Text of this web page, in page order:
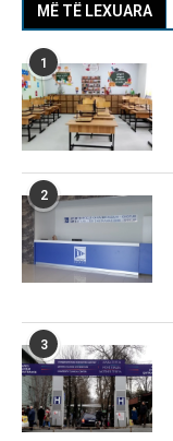
MË TË LEXUARA
1
2
3